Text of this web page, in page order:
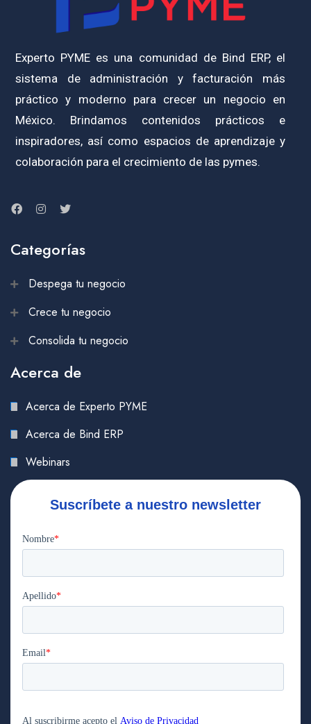
Experto PYME es una comunidad de Bind ERP, el
sistema de administración y facturación más
práctico y moderno para crecer un negocio en
México. Brindamos contenidos prácticos e
inspiradores, así como espacios de aprendizaje y
colaboración para el crecimiento de las pymes.
Categorías
Despega tu negocio
Crece tu negocio
Consolida tu negocio
Acerca de
Acerca de Experto PYME
Acerca de Bind ERP
Webinars
Suscríbete a nuestro newsletter